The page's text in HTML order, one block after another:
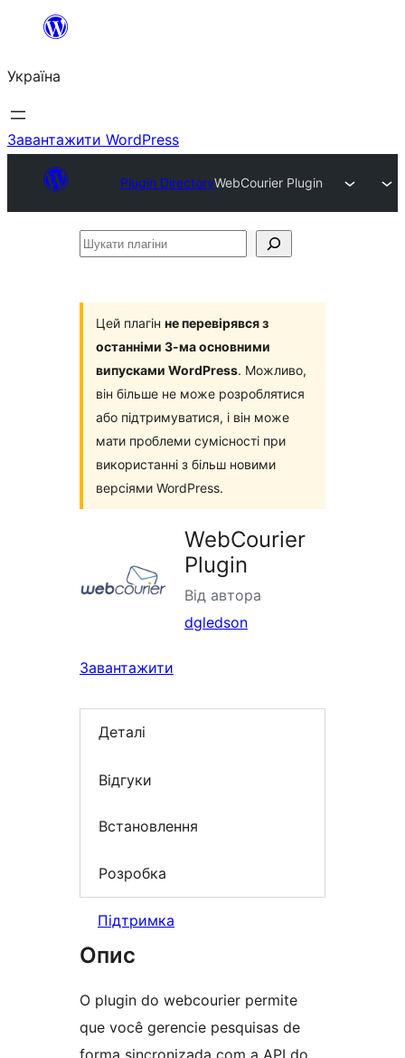
Перейти
вмісту
Україна
Завантажити WordPress
Plugin DirectoryWebCourier Plugin
Шукати
Цей плагін не перевірявся з
останніми 3-ма основними
випусками WordPress. Можливо,
він більше не може розроблятися
або підтримуватися, і він може
мати проблеми сумісності при
використанні з більш новими
версіями WordPress.
WebCourier
Plugin
Від автора
dgledson
Завантажити
Деталі
Відгуки
Встановлення
Розробка
Підтримка
Опис
O plugin do webcourier permite
que você gerencie pesquisas de